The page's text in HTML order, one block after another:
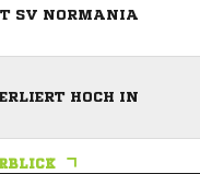
SV NORMANIA
HOCH IN